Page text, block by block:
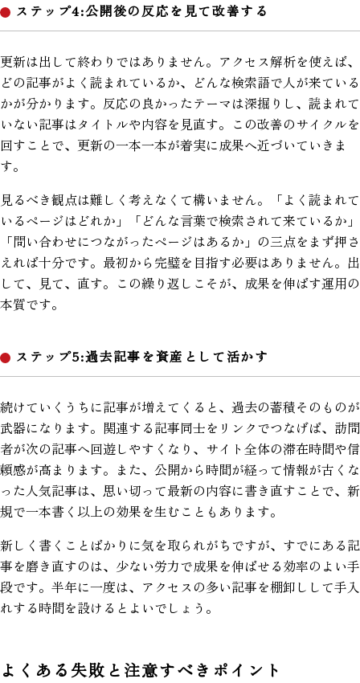
ステップ4:公開後の反応を見て改善する
更新は出して終わりではありません。アクセス解析を使えば、
どの記事がよく読まれているか、どんな検索語で人が来ている
かが分かります。反応の良かったテーマは深掘りし、読まれて
いない記事はタイトルや内容を見直す。この改善のサイクルを
回すことで、更新の一本一本が着実に成果へ近づいていきま
す。
見るべき観点は難しく考えなくて構いません。「よく読まれて
いるページはどれか」「どんな言葉で検索されて来ているか」
「問い合わせにつながったページはあるか」の三点をまず押さ
えれば十分です。最初から完璧を目指す必要はありません。出
して、見て、直す。この繰り返しこそが、成果を伸ばす運用の
本質です。
ステップ5:過去記事を資産として活かす
続けていくうちに記事が増えてくると、過去の蓄積そのものが
武器になります。関連する記事同士をリンクでつなげば、訪問
者が次の記事へ回遊しやすくなり、サイト全体の滞在時間や信
頼感が高まります。また、公開から時間が経って情報が古くな
った人気記事は、思い切って最新の内容に書き直すことで、新
規で一本書く以上の効果を生むこともあります。
新しく書くことばかりに気を取られがちですが、すでにある記
事を磨き直すのは、少ない労力で成果を伸ばせる効率のよい手
段です。半年に一度は、アクセスの多い記事を棚卸しして手入
れする時間を設けるとよいでしょう。
よくある失敗と注意すべきポイント